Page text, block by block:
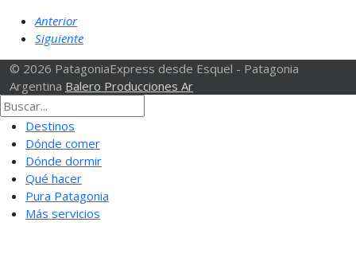
Anterior
Siguiente
© 2026 PatagoniaExpress desde Esquel - Patagonia
Argentina Balero Producciones Ar
Destinos
Dónde comer
Dónde dormir
Qué hacer
Pura Patagonia
Más servicios